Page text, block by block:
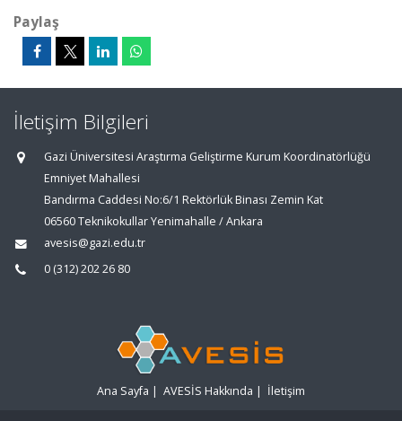
Paylaş
İletişim Bilgileri
Gazi Üniversitesi Araştırma Geliştirme Kurum Koordinatörlüğü
Emniyet Mahallesi
Bandırma Caddesi No:6/1 Rektörlük Binası Zemin Kat
06560 Teknikokullar Yenimahalle / Ankara
avesis@gazi.edu.tr
0 (312) 202 26 80
Ana Sayfa | AVESİS Hakkında | İletişim